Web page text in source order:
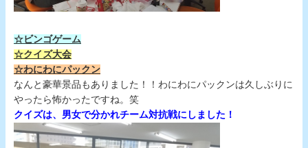
☆ビンゴゲーム
☆クイズ大会
☆わにわにパックン
なんと豪華景品もありました！！わにわにパックンは久しぶりに
やったら怖かったですね。笑
クイズは、男女で分かれチーム対抗戦にしました！